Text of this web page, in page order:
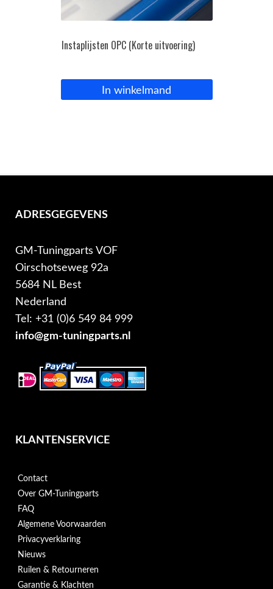
Instaplijsten OPC (Korte uitvoering)
In winkelmand
ADRESGEGEVENS
GM-Tuningparts VOF
Oirschotseweg 92a
5684 NL Best
Nederland
Tel: +31 (0)6 549 84 999
info@gm-tuningparts.nl
KLANTENSERVICE
Contact
Over GM-Tuningparts
FAQ
Algemene Voorwaarden
Privacyverklaring
Nieuws
Ruilen & Retourneren
Garantie & Klachten